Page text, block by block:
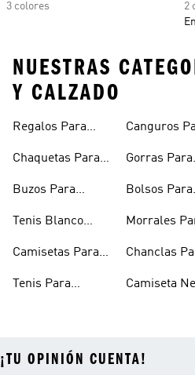
3 colores
2
NUESTRAS
Y CALZADO
Regalos Para
Chaquetas Para
Buzos Para
Tenis Blanco
Camisetas Para
Tenis Para
Canguros
Gorras Para
Bolsos Para
Morrales
Chanclas
Camiseta
¡TU OPINIÓN CUENTA!